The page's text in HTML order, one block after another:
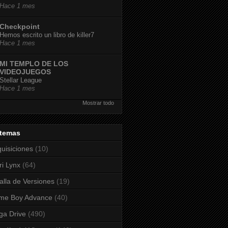
Hace 1 mes
Checkpoint
Hemos escrito un libro de killer7
Hace 1 mes
MI TEMPLO DE LOS
VIDEOJUEGOS
Stellar League
Hace 1 mes
Mostrar todo
(10)
Lynx (64)
de Versiones (19)
Boy Advance (40)
Drive (490)